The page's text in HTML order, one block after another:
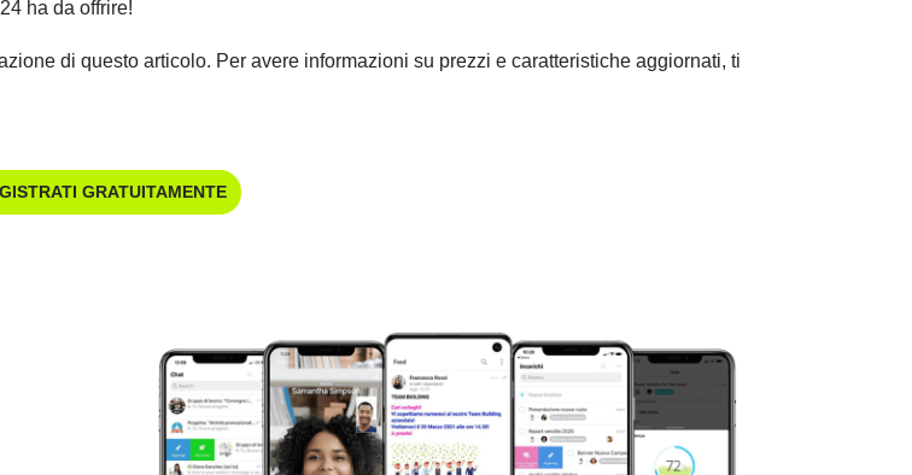
ha da offrire!
di questo articolo. Per avere informazioni su prezzi e caratteristiche aggiornati, ti
GRATUITAMENTE